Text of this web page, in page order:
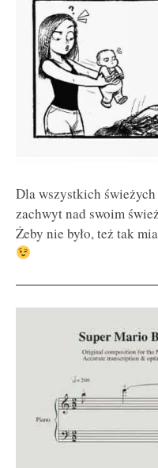
Dla wszystkich
zachwyt nad swoim
Żeby nie było, też tak